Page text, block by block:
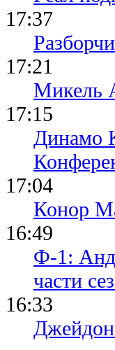
17:37
17:21
Микель
17:15
Динамо
17:04
Конор
16:49
Ф-1:
части
16:33